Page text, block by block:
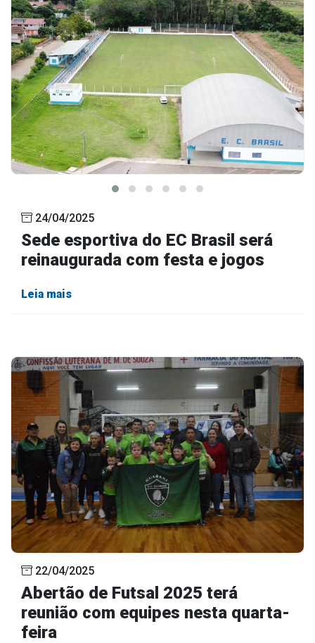
24/04/2025
Sede esportiva do EC Brasil será
reinaugurada com festa e jogos
Leia mais
22/04/2025
Abertão de Futsal 2025 terá
reunião com equipes nesta quarta-
feira